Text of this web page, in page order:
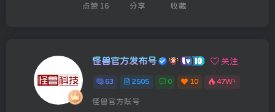
点赞 16 分享 收藏
怪兽官方发布号 关注
63 2505 0 10 47W+
怪兽官方账号